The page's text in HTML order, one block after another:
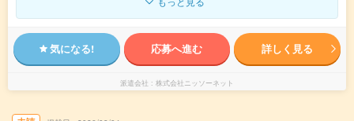
気になる! 応募へ進む 詳しく見る
派遣会社 株式会社ニッソーネット